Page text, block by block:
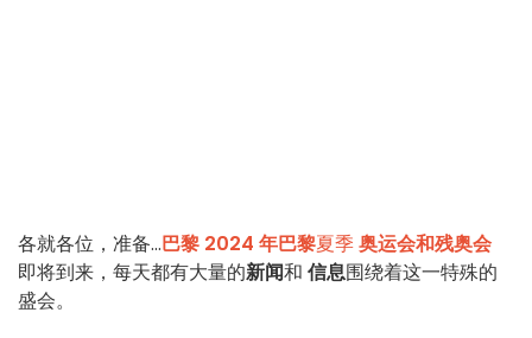
各就各位，准备...巴黎 2024 年巴黎夏季奥运会和残奥会
即将到来，每天都有大量的新闻和 信息围绕着这一特殊的
盛会。